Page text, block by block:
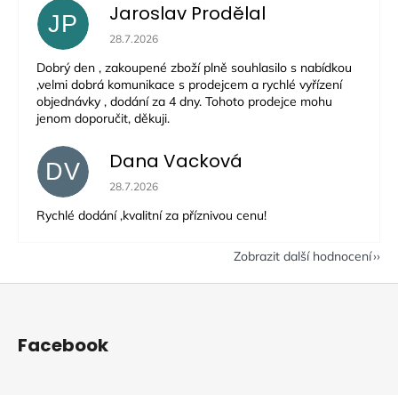
JP Jaroslav Prodělal
Hodnocení obchodu je 5 z 5 hvězdiček.
28.7.2026
Dobrý den , zakoupené zboží plně souhlasilo s nabídkou
,velmi dobrá komunikace s prodejcem a rychlé vyřízení
objednávky , dodání za 4 dny. Tohoto prodejce mohu
jenom doporučit, děkuji.
DV Dana Vacková
Hodnocení obchodu je 5 z 5 hvězdiček.
28.7.2026
Rychlé dodání ,kvalitní za příznivou cenu!
Zobrazit další hodnocení
Z
Facebook